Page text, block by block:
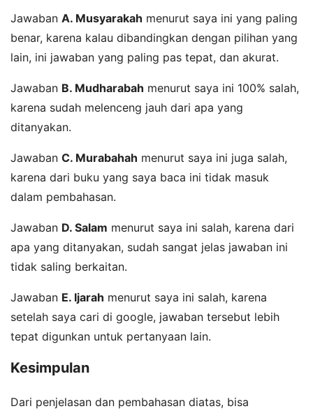
Jawaban A. Musyarakah menurut saya ini yang paling
benar, karena kalau dibandingkan dengan pilihan yang
lain, ini jawaban yang paling pas tepat, dan akurat.
Jawaban B. Mudharabah menurut saya ini 100% salah,
karena sudah melenceng jauh dari apa yang
ditanyakan.
Jawaban C. Murabahah menurut saya ini juga salah,
karena dari buku yang saya baca ini tidak masuk
dalam pembahasan.
Jawaban D. Salam menurut saya ini salah, karena dari
apa yang ditanyakan, sudah sangat jelas jawaban ini
tidak saling berkaitan.
Jawaban E. Ijarah menurut saya ini salah, karena
setelah saya cari di google, jawaban tersebut lebih
tepat digunkan untuk pertanyaan lain.
Kesimpulan
Dari penjelasan dan pembahasan diatas, bisa